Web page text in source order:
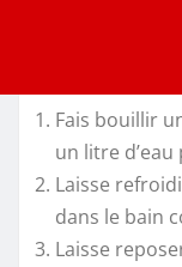
Fais bouillir
un litre
Laisse
dans le bain
Laisse